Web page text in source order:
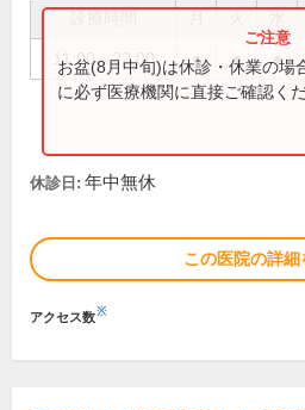
11:00～22:00 ● ● ●
お盆(8月中旬)は休診・休業の場
に必ず医療機関に直接ご確認くだ
休診日: 年中無休
この医院の詳細
アクセス数※